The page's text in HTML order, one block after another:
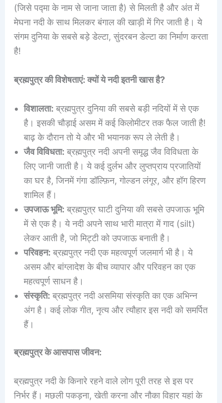
(जिसे पद्मा के नाम से जाना जाता है) से मिलती है और अंत में
मेघना नदी के साथ मिलकर बंगाल की खाड़ी में गिर जाती है। ये
संगम दुनिया के सबसे बड़े डेल्टा, सुंदरबन डेल्टा का निर्माण करता
है!
ब्रह्मपुत्र की विशेषताएं: क्यों ये नदी इतनी खास है?
विशालता: ब्रह्मपुत्र दुनिया की सबसे बड़ी नदियों में से एक
है। इसकी चौड़ाई असम में कई किलोमीटर तक फैल जाती है!
बाढ़ के दौरान तो ये और भी भयानक रूप ले लेती है।
जैव विविधता: ब्रह्मपुत्र नदी अपनी समृद्ध जैव विविधता के
लिए जानी जाती है। ये कई दुर्लभ और लुप्तप्राय प्रजातियों
का घर है, जिनमें गंगा डॉल्फ़िन, गोल्डन लंगूर, और हॉग हिरण
शामिल हैं।
उपजाऊ भूमि: ब्रह्मपुत्र घाटी दुनिया की सबसे उपजाऊ भूमि
में से एक है। ये नदी अपने साथ भारी मात्रा में गाद (silt)
लेकर आती है, जो मिट्टी को उपजाऊ बनाती है।
परिवहन: ब्रह्मपुत्र नदी एक महत्वपूर्ण जलमार्ग भी है। ये
असम और बांग्लादेश के बीच व्यापार और परिवहन का एक
महत्वपूर्ण साधन है।
संस्कृति: ब्रह्मपुत्र नदी असमिया संस्कृति का एक अभिन्न
अंग है। कई लोक गीत, नृत्य और त्यौहार इस नदी को समर्पित
हैं।
ब्रह्मपुत्र के आसपास जीवन:
ब्रह्मपुत्र नदी के किनारे रहने वाले लोग पूरी तरह से इस पर
निर्भर हैं। मछली पकड़ना, खेती करना और नौका विहार यहां के